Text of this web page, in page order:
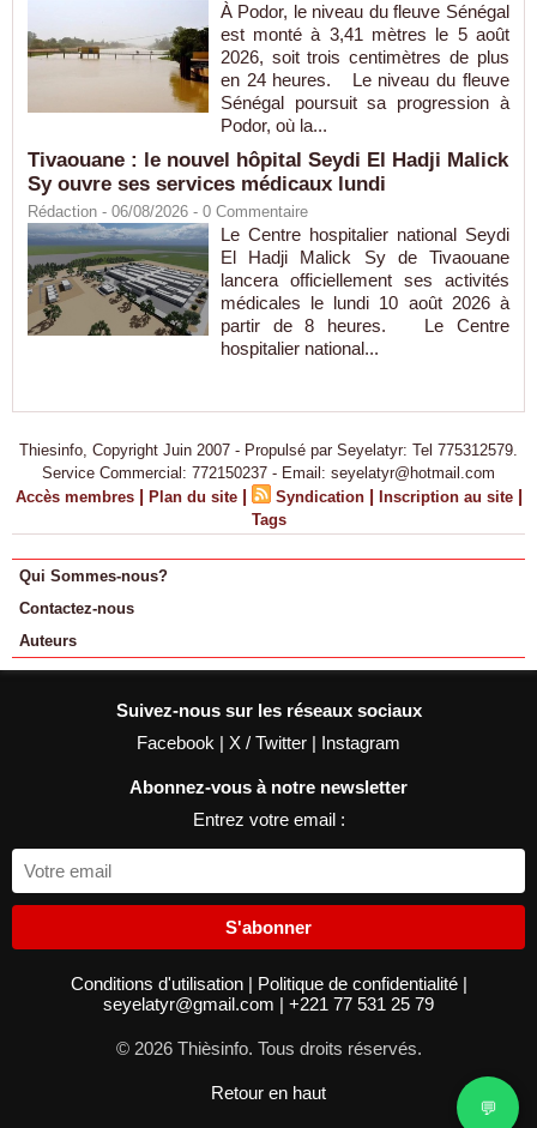
À Podor, le niveau du fleuve Sénégal
est monté à 3,41 mètres le 5 août
2026, soit trois centimètres de plus
en 24 heures. Le niveau du fleuve
Sénégal poursuit sa progression à
Podor, où la...
Tivaouane : le nouvel hôpital Seydi El Hadji Malick
Sy ouvre ses services médicaux lundi
Rédaction - 06/08/2026 - 0 Commentaire
Le Centre hospitalier national Seydi
El Hadji Malick Sy de Tivaouane
lancera officiellement ses activités
médicales le lundi 10 août 2026 à
partir de 8 heures. Le Centre
hospitalier national...
Thiesinfo, Copyright Juin 2007 - Propulsé par Seyelatyr: Tel 775312579.
Service Commercial: 772150237 - Email: seyelatyr@hotmail.com
Accès membres | Plan du site | Syndication | Inscription au site |
Tags
Qui Sommes-nous?
Contactez-nous
Auteurs
Suivez-nous sur les réseaux sociaux
Facebook | X / Twitter | Instagram
Abonnez-vous à notre newsletter
Entrez votre email :
S'abonner
Conditions d'utilisation | Politique de confidentialité |
seyelatyr@gmail.com | +221 77 531 25 79
© 2026 Thièsinfo. Tous droits réservés.
Retour en haut
💬